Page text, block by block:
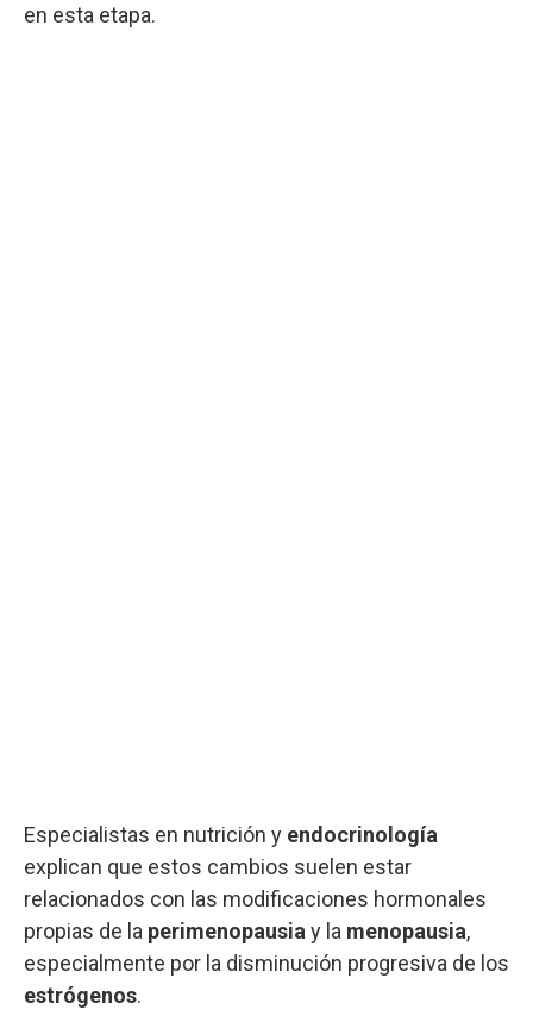
en esta etapa.
Especialistas en nutrición y endocrinología
explican que estos cambios suelen estar
relacionados con las modificaciones hormonales
propias de la perimenopausia y la menopausia,
especialmente por la disminución progresiva de los
estrógenos.